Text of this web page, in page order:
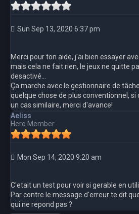
Sun Sep 13, 2020 6:37 pm
Merci pour ton aide, j'ai bien essayer
mais cela ne fait rien, le jeux ne quitte
desactivé...
Ça marche avec le gestionnaire de
quelque chose de plus conventionnel, si
un cas similaire, merci d'avance!
Aeliss
Hero Member
Mon Sep 14, 2020 9:20 am
C'etait un test pour voir si gerable en
Par contre le message d'erreur te dit
qui ne repond pas ?